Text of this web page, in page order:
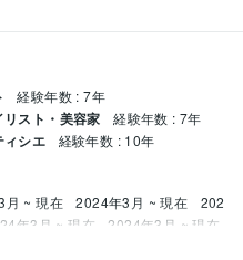
経験年数 : 7年
スト・美容家 経験年数 : 7年
ィシエ 経験年数 : 10年
月 ~ 現在 2024年3月 ~ 現在
202
年3月 ~ 現在 2024年3月 ~ 現在